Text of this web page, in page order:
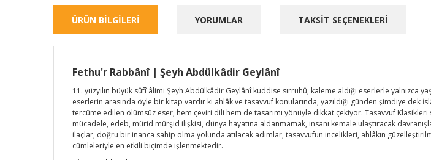
ÜRÜN BİLGİLERİ YORUMLAR TAKSİT SEÇENEKLERİ
Fethu'r Rabbânî | Şeyh Abdülkâdir Geylânî
11. yüzyılın büyük sûfî âlimi Şeyh Abdülkâdir Geylânî kuddise sırruhû, kaleme aldığı eserlerle
eserlerin arasında öyle bir kitap vardır ki ahlâk ve tasavvuf konularında, yazıldığı günden şimdiye dek
tercüme edilen ölümsüz eser, hem çeviri dili hem de tasarımı yönüyle dikkat çekiyor. Tasavvuf
mücadele, edeb, mürid mürşid ilişkisi, dünya hayatına aldanmamak, insanı kemale ulaştıracak
ilaçlar, doğru bir inanca sahip olma yolunda atılacak adımlar, tasavvufun incelikleri, ahlâkın
cümleleriyle en etkili biçimde işlenmektedir.